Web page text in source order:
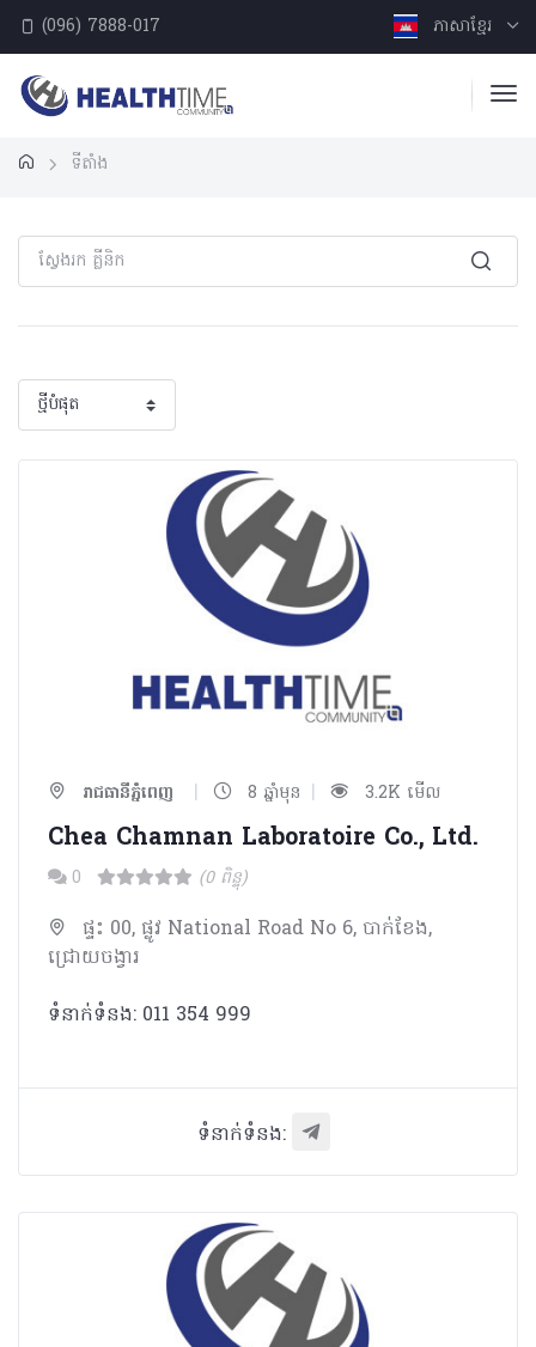
(096) 7888-017 ភាសាខ្មែរ
ទីតាំង
រាជធានីភ្នំពេញ | 8 ឆ្នាំមុន | 3.2K មើល
Chea Chamnan Laboratoire Co., Ltd.
0 (0 ពិន្ទុ)
ផ្ទះ 00, ផ្លូវ National Road No 6, បាក់ខែង,
ជ្រោយចង្វារ
ទំនាក់ទំនង: 011 354 999
ទំនាក់ទំនង: